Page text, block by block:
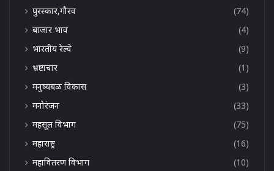
पुरस्कार,गौरव
(74)
बाजार भाव
(4)
भारतीय रेल्वे
(9)
भ्रष्टाचार
(1)
मनुष्यबळ विकास
(3)
मनोरंजन
(33)
महसूल विभाग
(75)
महाराष्ट्र
(16)
महावितरण विभाग
(10)